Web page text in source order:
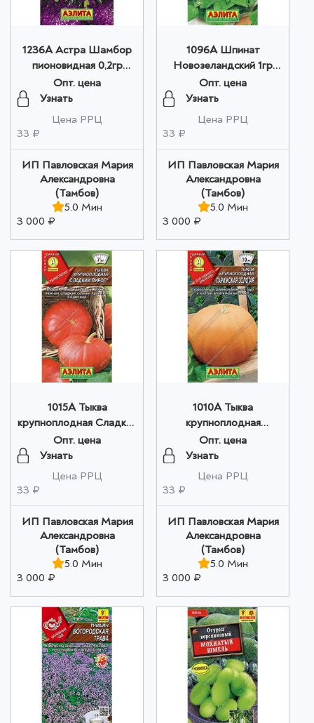
1236A Астра Шамбор
пионовидная 0,2гр
оптом
Опт. цена
Узнать
Цена РРЦ
33 ₽
ИП Павловская Мария
Александровна
(Тамбов)
5.0 Мин
3 000 ₽
1096A Шпинат
Новозеландский 1гр
оптом
Опт. цена
Узнать
Цена РРЦ
33 ₽
ИП Павловская Мария
Александровна
(Тамбов)
5.0 Мин
3 000 ₽
1015A Тыква
крупноплодная Сладкий
пирог 1гр оптом
Опт. цена
Узнать
Цена РРЦ
33 ₽
ИП Павловская Мария
Александровна
(Тамбов)
5.0 Мин
3 000 ₽
1010A Тыква
крупноплодная
Парижская золотая 2гр
оптом
Опт. цена
Узнать
Цена РРЦ
33 ₽
ИП Павловская Мария
Александровна
(Тамбов)
5.0 Мин
3 000 ₽